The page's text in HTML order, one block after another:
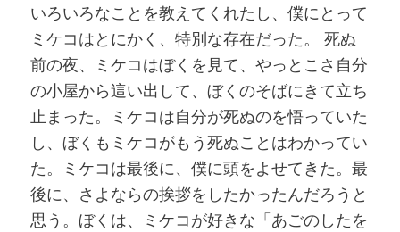
いろいろなことを教えてくれたし、僕にとって
ミケコはとにかく、特別な存在だった。 死ぬ
前の夜、ミケコはぼくを見て、やっとこさ自分
の小屋から這い出して、ぼくのそばにきて立ち
止まった。ミケコは自分が死ぬのを悟っていた
し、ぼくもミケコがもう死ぬことはわかってい
た。ミケコは最後に、僕に頭をよせてきた。最
後に、さよならの挨拶をしたかったんだろうと
思う。ぼくは、ミケコが好きな「あごのしたを